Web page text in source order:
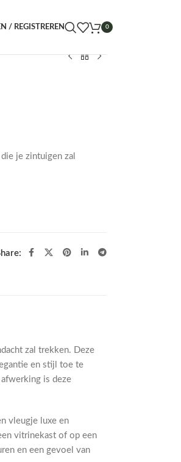
/ REGISTREREN 0
je zintuigen zal
zal trekken. Deze
en stijl toe te
is deze
vleugje luxe en
vitrinekast of op een
en een gevoel van